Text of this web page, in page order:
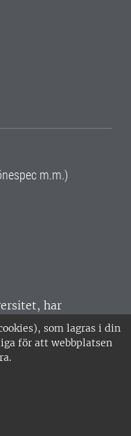
som lagras i din
för att webbplatsen
m.m.)
har
Huvudorter är
är
•
2817 •
av